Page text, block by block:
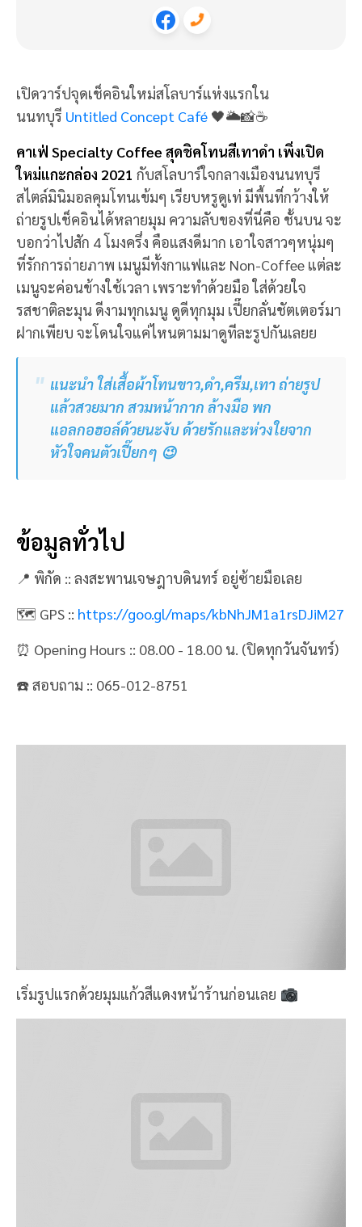
เปิดวาร์ปจุดเช็คอินใหม่สโลบาร์แห่งแรกใน
นนทบุรี Untitled Concept Café 🖤🌥📸☕️
คาเฟ่ Specialty Coffee สุดชิคโทนสีเทาดำ เพิ่งเปิด
ใหม่แกะกล่อง 2021 กับสโลบาร์ใจกลางเมืองนนทบุรี
สไตล์มินิมอลคุมโทนเข้มๆ เรียบหรูดูเท่ มีพื้นที่กว้างให้
ถ่ายรูปเช็คอินได้หลายมุม ความลับของที่นี่คือ ชั้นบน จะ
บอกว่าไปสัก 4 โมงครึ่ง คือแสงดีมาก เอาใจสาวๆหนุ่มๆ
ที่รักการถ่ายภาพ เมนูมีทั้งกาแฟและ Non-Coffee แต่ละ
เมนูจะค่อนข้างใช้เวลา เพราะทำด้วยมือ ใส่ด้วยใจ
รสชาติละมุน ดีงามทุกเมนู ดูดีทุกมุม เปี๊ยกลั่นชัตเตอร์มา
ฝากเพียบ จะโดนใจแค่ไหนตามมาดูทีละรูปกันเลยย
แนะนำ ใส่เสื้อผ้าโทนขาว,ดำ,ครีม,เทา ถ่ายรูป
แล้วสวยมาก สวมหน้ากาก ล้างมือ พก
แอลกอฮอล์ด้วยนะงับ ด้วยรักและห่วงใยจาก
หัวใจคนตัวเปี๊ยกๆ 😉
ข้อมูลทั่วไป
📍 พิกัด :: ลงสะพานเจษฎาบดินทร์ อยู่ซ้ายมือเลย
🗺 GPS :: https://goo.gl/maps/kbNhJM1a1rsDJiM27
⏰ Opening Hours :: 08.00 - 18.00 น. (ปิดทุกวันจันทร์)
☎️ สอบถาม :: 065-012-8751
เริ่มรูปแรกด้วยมุมแก้วสีแดงหน้าร้านก่อนเลย